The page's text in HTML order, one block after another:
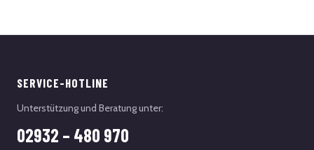
SERVICE-HOTLINE
Unterstützung und Beratung unter:
02932 – 480 970